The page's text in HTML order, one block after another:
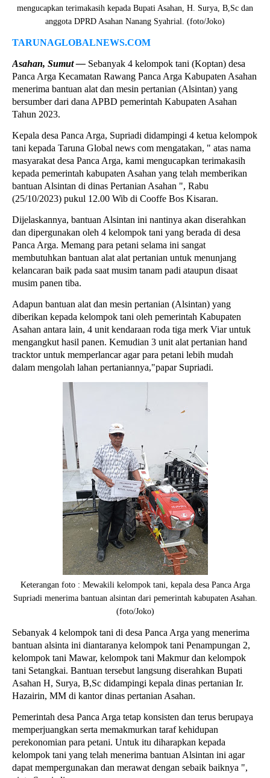
mengucapkan terimakasih kepada Bupati Asahan, H. Surya, B,Sc dan
anggota DPRD Asahan Nanang Syahrial. (foto/Joko)
TARUNAGLOBALNEWS.COM
Asahan, Sumut — Sebanyak 4 kelompok tani (Koptan) desa
Panca Arga Kecamatan Rawang Panca Arga Kabupaten Asahan
menerima bantuan alat dan mesin pertanian (Alsintan) yang
bersumber dari dana APBD pemerintah Kabupaten Asahan
Tahun 2023.
Kepala desa Panca Arga, Supriadi didampingi 4 ketua kelompok
tani kepada Taruna Global news com mengatakan, " atas nama
masyarakat desa Panca Arga, kami mengucapkan terimakasih
kepada pemerintah kabupaten Asahan yang telah memberikan
bantuan Alsintan di dinas Pertanian Asahan ", Rabu
(25/10/2023) pukul 12.00 Wib di Cooffe Bos Kisaran.
Dijelaskannya, bantuan Alsintan ini nantinya akan diserahkan
dan dipergunakan oleh 4 kelompok tani yang berada di desa
Panca Arga. Memang para petani selama ini sangat
membutuhkan bantuan alat alat pertanian untuk menunjang
kelancaran baik pada saat musim tanam padi ataupun disaat
musim panen tiba.
Adapun bantuan alat dan mesin pertanian (Alsintan) yang
diberikan kepada kelompok tani oleh pemerintah Kabupaten
Asahan antara lain, 4 unit kendaraan roda tiga merk Viar untuk
mengangkut hasil panen. Kemudian 3 unit alat pertanian hand
tracktor untuk memperlancar agar para petani lebih mudah
dalam mengolah lahan pertaniannya,"papar Supriadi.
Keterangan foto : Mewakili kelompok tani, kepala desa Panca Arga
Supriadi menerima bantuan alsintan dari pemerintah kabupaten Asahan.
(foto/Joko)
Sebanyak 4 kelompok tani di desa Panca Arga yang menerima
bantuan alsinta ini diantaranya kelompok tani Penampungan 2,
kelompok tani Mawar, kelompok tani Makmur dan kelompok
tani Setangkai. Bantuan tersebut langsung diserahkan Bupati
Asahan H, Surya, B,Sc didampingi kepala dinas pertanian Ir.
Hazairin, MM di kantor dinas pertanian Asahan.
Pemerintah desa Panca Arga tetap konsisten dan terus berupaya
memperjuangkan serta memakmurkan taraf kehidupan
perekonomian para petani. Untuk itu diharapkan kepada
kelompok tani yang telah menerima bantuan Alsintan ini agar
dapat mempergunakan dan merawat dengan sebaik baiknya ",